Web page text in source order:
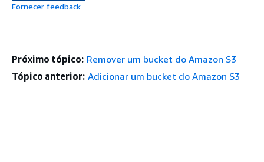
Fornecer feedback
Próximo tópico: Remover um bucket do Amazon S3
Tópico anterior: Adicionar um bucket do Amazon S3